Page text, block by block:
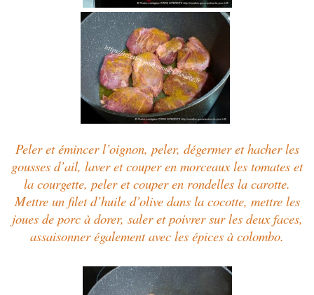
Peler et émincer l’oignon, peler, dégermer et hacher les
gousses d’ail, laver et couper en morceaux les tomates et
la courgette, peler et couper en rondelles la carotte.
Mettre un filet d’huile d’olive dans la cocotte, mettre les
joues de porc à dorer, saler et poivrer sur les deux faces,
assaisonner également avec les épices à colombo.